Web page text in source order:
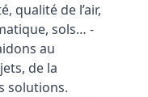
qualité de l’air,
sols… -
au
de la
solutions.